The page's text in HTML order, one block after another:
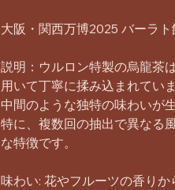
大阪・関西万博2025 バーラト
説明：ウルロン特製の烏龍茶
用いて丁寧に揉み込まれてい
中間のような独特の味わいが
特に、複数回の抽出で異なる
な特徴です。
味わい: 花やフルーツの香り